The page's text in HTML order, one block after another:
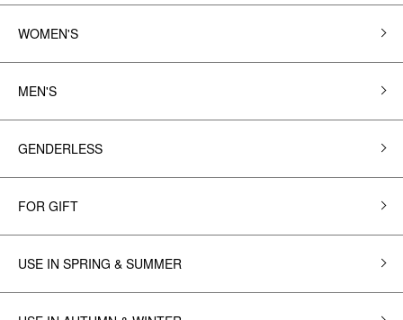
WOMEN'S
MEN'S
GENDERLESS
FOR GIFT
USE IN SPRING & SUMMER